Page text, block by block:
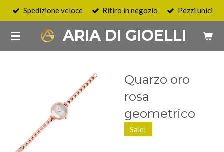
Vai
contenuto
principale
ARIA DI GIOELLI
Spedizione veloce Ritiro in negozio Pezzi unici
Quarzo oro
rosa
geometrico
Sale!